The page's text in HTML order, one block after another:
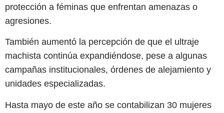
protección a féminas que enfrentan amenazas o
agresiones.
También aumentó la percepción de que el ultraje
machista continúa expandiéndose, pese a algunas
campañas institucionales, órdenes de alejamiento y
unidades especializadas.
Hasta mayo de este año se contabilizan 30 mujeres